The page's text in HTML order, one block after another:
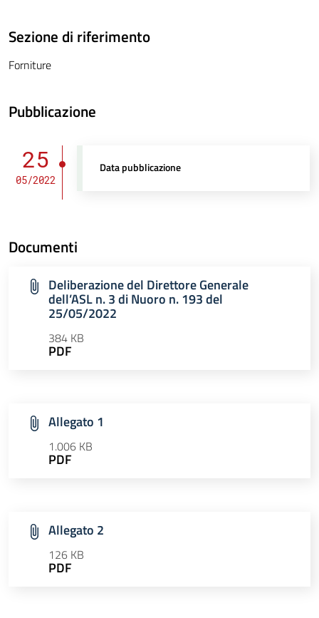
Sezione di riferimento
Forniture
Pubblicazione
25
05/2022
Data pubblicazione
Documenti
Deliberazione del Direttore Generale
dell’ASL n. 3 di Nuoro n. 193 del
25/05/2022
384 KB
PDF
Allegato 1
1.006 KB
PDF
Allegato 2
126 KB
PDF